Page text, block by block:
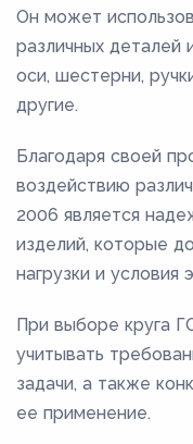
Он может
различных деталей
оси, шестерни,
другие.
Благодаря своей
воздействию
2006 является
изделий, которые
нагрузки и условия
При выборе круга
учитывать
задачи, а также
ее применение.